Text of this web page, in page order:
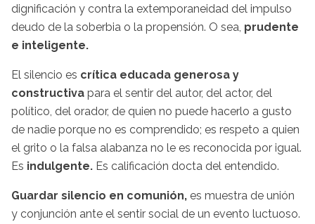
dignificación y contra la extemporaneidad del impulso
deudo de la soberbia o la propensión. O sea, prudente
e inteligente.
El silencio es crítica educada generosa y
constructiva para el sentir del autor, del actor, del
político, del orador, de quien no puede hacerlo a gusto
de nadie porque no es comprendido; es respeto a quien
el grito o la falsa alabanza no le es reconocida por igual.
Es indulgente. Es calificación docta del entendido.
Guardar silencio en comunión, es muestra de unión
y conjunción ante el sentir social de un evento luctuoso.